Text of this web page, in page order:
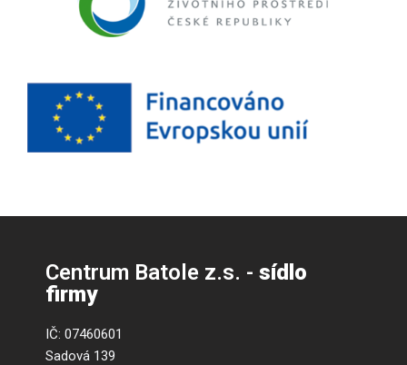
Centrum Batole z.s. - sídlo
firmy
IČ: 07460601
Sadová 139